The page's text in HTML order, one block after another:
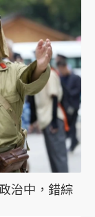
治中，錯綜